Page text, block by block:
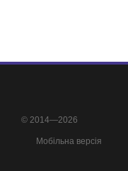
© 2014—2026
Мобільна версія